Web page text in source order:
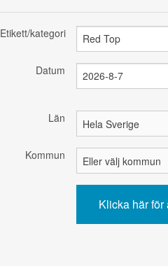
Etikett/kategori
Datum
Län
Kommun